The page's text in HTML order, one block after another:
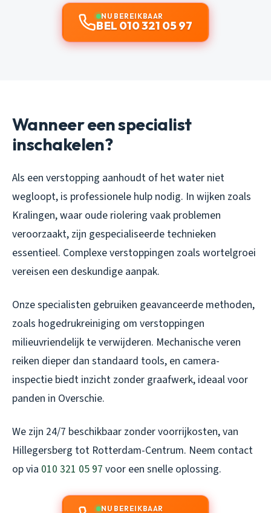
NU BEREIKBAAR
BEL 010 321 05 97
Wanneer een specialist
inschakelen?
Als een verstopping aanhoudt of het water niet
wegloopt, is professionele hulp nodig. In wijken zoals
Kralingen, waar oude riolering vaak problemen
veroorzaakt, zijn gespecialiseerde technieken
essentieel. Complexe verstoppingen zoals wortelgroei
vereisen een deskundige aanpak.
Onze specialisten gebruiken geavanceerde methoden,
zoals hogedrukreiniging om verstoppingen
milieuvriendelijk te verwijderen. Mechanische veren
reiken dieper dan standaard tools, en camera-
inspectie biedt inzicht zonder graafwerk, ideaal voor
panden in Overschie.
We zijn 24/7 beschikbaar zonder voorrijkosten, van
Hillegersberg tot Rotterdam-Centrum. Neem contact
op via 010 321 05 97 voor een snelle oplossing.
NU BEREIKBAAR